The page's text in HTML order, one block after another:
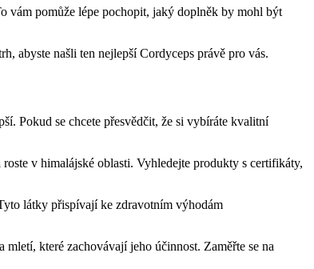
vám pomůže lépe pochopit, jaký doplněk by mohl být
abyste našli ten nejlepší Cordyceps právě pro vás.
Pokud se chcete přesvědčit, že si vybíráte kvalitní
v himalájské oblasti. Vyhledejte produkty s certifikáty,
látky přispívají ke zdravotním výhodám
které zachovávají jeho účinnost. Zaměřte se na